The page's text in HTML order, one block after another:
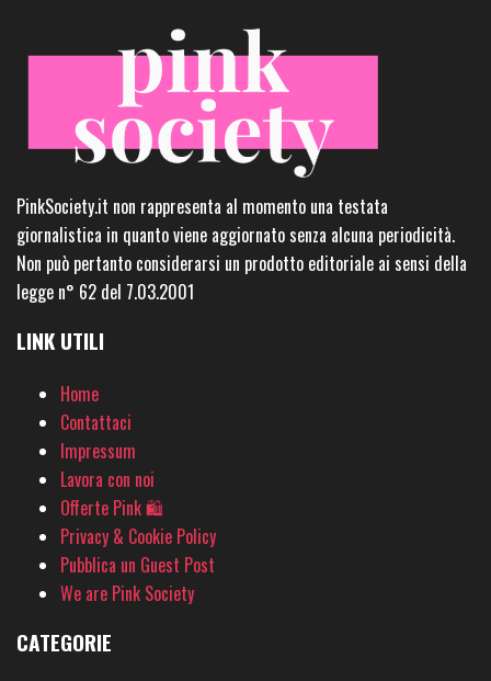
PinkSociety.it non rappresenta al momento una testata
giornalistica in quanto viene aggiornato senza alcuna periodicità.
Non può pertanto considerarsi un prodotto editoriale ai sensi della
legge n° 62 del 7.03.2001
LINK UTILI
Home
Contattaci
Impressum
Lavora con noi
Offerte Pink 🛍
Privacy & Cookie Policy
Pubblica un Guest Post
We are Pink Society
CATEGORIE